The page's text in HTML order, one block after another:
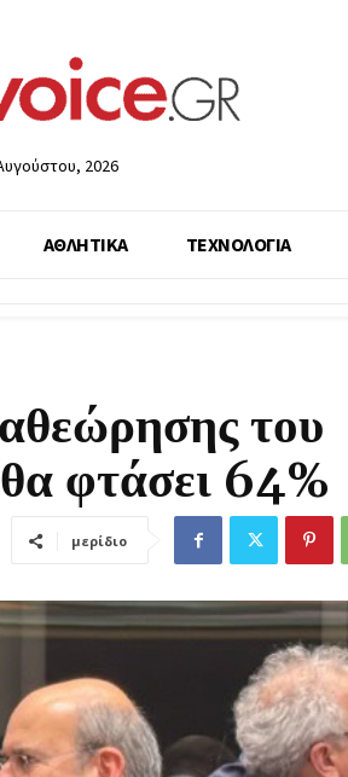
2026
ΑΘΛΗΤΙΚΑ ΤΕΧΝΟΛΟΓΙΑ
του
φτάσει 64%
μερίδιο